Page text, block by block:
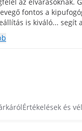
fontos a
is kiváló... segít
az optimális
Értékelések és